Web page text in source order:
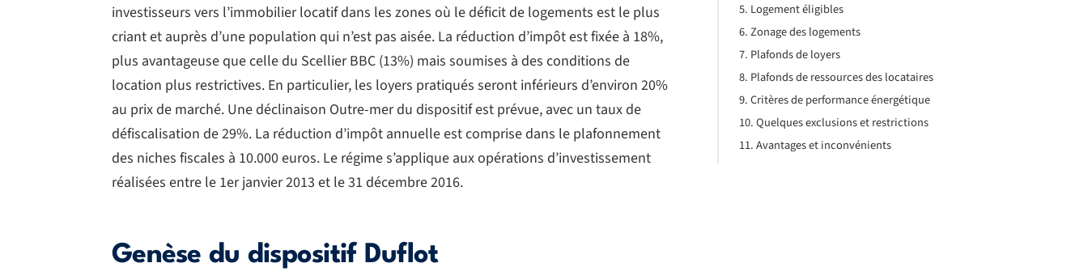
investisseurs vers l’immobilier locatif dans les zones où le déficit de logements est le plus
criant et auprès d’une population qui n’est pas aisée. La réduction d’impôt est fixée à 18%,
plus avantageuse que celle du Scellier BBC (13%) mais soumises à des conditions de
location plus restrictives. En particulier, les loyers pratiqués seront inférieurs d’environ 20%
au prix de marché. Une déclinaison Outre-mer du dispositif est prévue, avec un taux de
défiscalisation de 29%. La réduction d’impôt annuelle est comprise dans le plafonnement
des niches fiscales à 10.000 euros. Le régime s’applique aux opérations d’investissement
réalisées entre le 1er janvier 2013 et le 31 décembre 2016.
Genèse du dispositif Duflot
Logement éligibles
Zonage des logements
Plafonds de loyers
Plafonds de ressources des locataires
Critères de performance énergétique
Quelques exclusions et restrictions
Avantages et inconvénients